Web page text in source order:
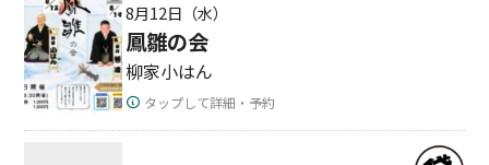
8月12日（水）
鳳雛の会
柳家小はん
タップして詳細・予約